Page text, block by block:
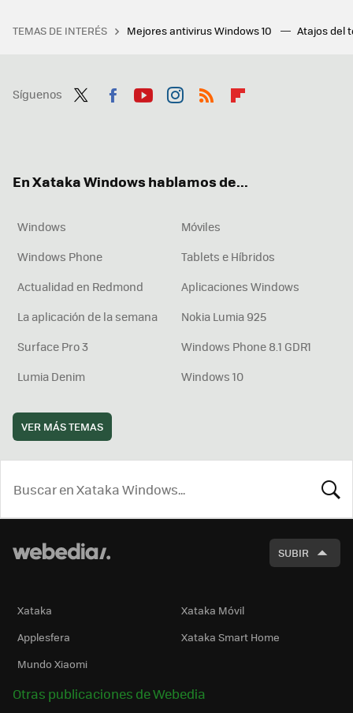
TEMAS DE INTERÉS Mejores antivirus Windows 10 Atajos del
Síguenos
En Xataka Windows hablamos de...
Windows
Móviles
Windows Phone
Tablets e Híbridos
Actualidad en Redmond
Aplicaciones Windows
La aplicación de la semana
Nokia Lumia 925
Surface Pro 3
Windows Phone 8.1 GDR1
Lumia Denim
Windows 10
VER MÁS TEMAS
SUBIR
Xataka
Xataka Móvil
Applesfera
Xataka Smart Home
Mundo Xiaomi
Otras publicaciones de Webedia